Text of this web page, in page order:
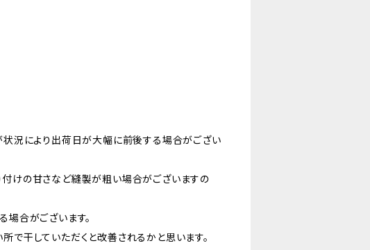
状況により出荷日が大幅に前後する場合がござい
けの甘さなど縫製が粗い場合がございますの
合がございます。
干していただくと改善されるかと思います。